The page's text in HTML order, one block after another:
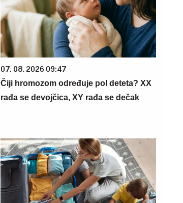
07. 08. 2026 09:47
Čiji hromozom određuje pol deteta? XX
rađa se devojčica, XY rađa se dečak